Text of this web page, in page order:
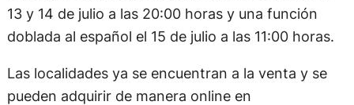
13 y 14 de julio a las 20:00 horas y una función
doblada al español el 15 de julio a las 11:00 horas.
Las localidades ya se encuentran a la venta y se
pueden adquirir de manera online en